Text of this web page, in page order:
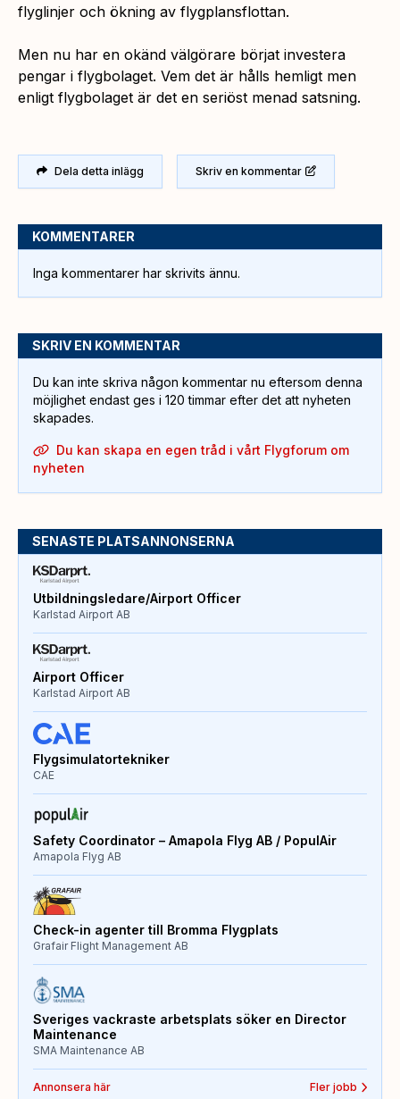
flyglinjer och ökning av flygplansflottan.
Men nu har en okänd välgörare börjat investera
pengar i flygbolaget. Vem det är hålls hemligt men
enligt flygbolaget är det en seriöst menad satsning.
Dela detta inlägg Skriv en kommentar
KOMMENTARER
Inga kommentarer har skrivits ännu.
SKRIV EN KOMMENTAR
Du kan inte skriva någon kommentar nu eftersom denna
möjlighet endast ges i 120 timmar efter det att nyheten
skapades.
Du kan skapa en egen tråd i vårt Flygforum om
nyheten
SENASTE PLATSANNONSERNA
Utbildningsledare/Airport Officer
Karlstad Airport AB
Airport Officer
Karlstad Airport AB
Flygsimulatortekniker
CAE
Safety Coordinator – Amapola Flyg AB / PopulAir
Amapola Flyg AB
Check-in agenter till Bromma Flygplats
Grafair Flight Management AB
Sveriges vackraste arbetsplats söker en Director
Maintenance
SMA Maintenance AB
Annonsera här Fler jobb